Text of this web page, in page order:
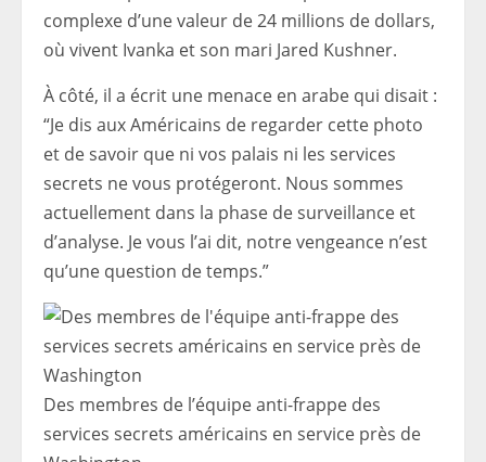
complexe d’une valeur de 24 millions de dollars,
où vivent Ivanka et son mari Jared Kushner.
À côté, il a écrit une menace en arabe qui disait :
“Je dis aux Américains de regarder cette photo
et de savoir que ni vos palais ni les services
secrets ne vous protégeront. Nous sommes
actuellement dans la phase de surveillance et
d’analyse. Je vous l’ai dit, notre vengeance n’est
qu’une question de temps.”
Des membres de l’équipe anti-frappe des
services secrets américains en service près de